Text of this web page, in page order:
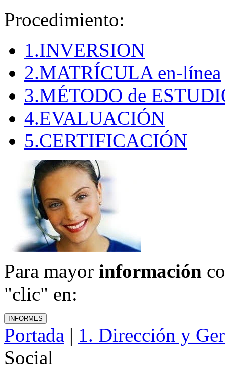
Procedimiento:
1.INVERSION
2.MATRÍCULA en-línea
3.MÉTODO de
4.EVALUACIÓN
5.CERTIFICACIÓN
Para mayor información
"clic" en:
Portada | 1. Dirección y
Social